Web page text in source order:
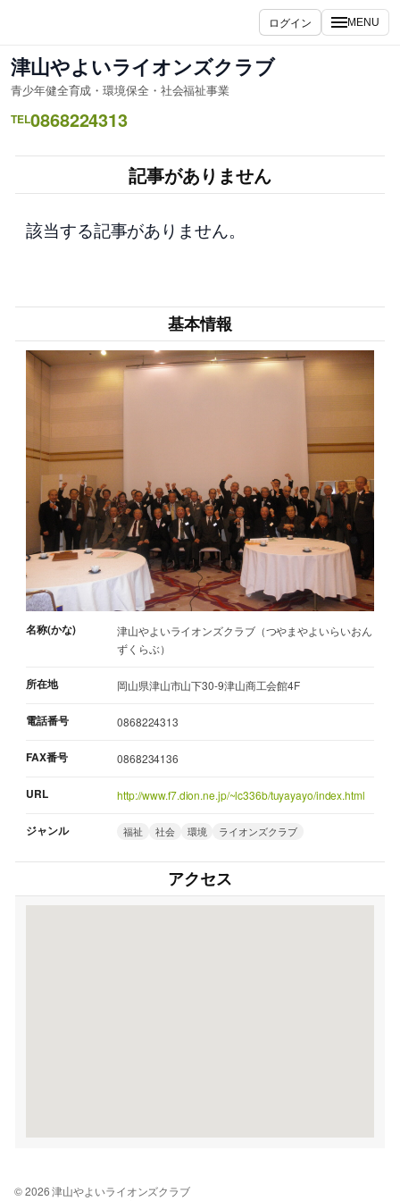
を
ス
キ
ッ
ログイン MENU
津山やよいライオンズクラブ
青少年健全育成・環境保全・社会福祉事業
TEL0868224313
記事がありません
該当する記事がありません。
基本情報
名称(かな)
津山やよいライオンズクラブ（つやまやよいらいおん
ずくらぶ）
所在地 岡山県津山市山下30-9津山商工会館4F
電話番号 0868224313
FAX番号 0868234136
URL http://www.f7.dion.ne.jp/~lc336b/tuyayayo/index.html
ジャンル 福祉 社会 環境 ライオンズクラブ
アクセス
© 2026 津山やよいライオンズクラブ